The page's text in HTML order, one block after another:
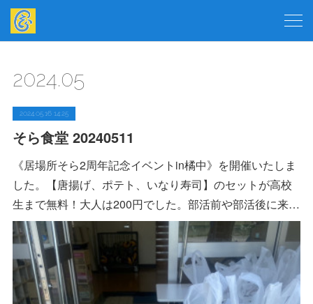
2024.05
2024.05.16 14:25
そら食堂 20240511
《居場所そら2周年記念イベントin橘中》を開催いたしま
した。【唐揚げ、ポテト、いなり寿司】のセットが高校
生まで無料！大人は200円でした。部活前や部活後に来…